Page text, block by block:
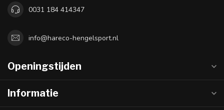
0031 184 414347
info@hareco-hengelsport.nl
Openingstijden
Informatie